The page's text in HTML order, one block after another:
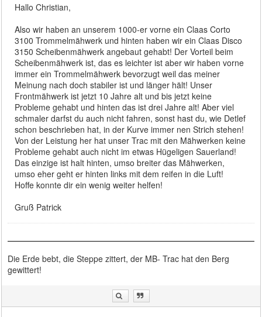
Hallo Christian,
Also wir haben an unserem 1000-er vorne ein Claas Corto
3100 Trommelmähwerk und hinten haben wir ein Claas Disco
3150 Scheibenmähwerk angebaut gehabt! Der Vorteil beim
Scheibenmähwerk ist, das es leichter ist aber wir haben vorne
immer ein Trommelmähwerk bevorzugt weil das meiner
Meinung nach doch stabiler ist und länger hält! Unser
Frontmähwerk ist jetzt 10 Jahre alt und bis jetzt keine
Probleme gehabt und hinten das ist drei Jahre alt! Aber viel
schmaler darfst du auch nicht fahren, sonst hast du, wie Detlef
schon beschrieben hat, in der Kurve immer nen Strich stehen!
Von der Leistung her hat unser Trac mit den Mähwerken keine
Probleme gehabt auch nicht im etwas Hügeligen Sauerland!
Das einzige ist halt hinten, umso breiter das Mähwerken,
umso eher geht er hinten links mit dem reifen in die Luft!
Hoffe konnte dir ein wenig weiter helfen!
Gruß Patrick
Die Erde bebt, die Steppe zittert, der MB- Trac hat den Berg
gewittert!